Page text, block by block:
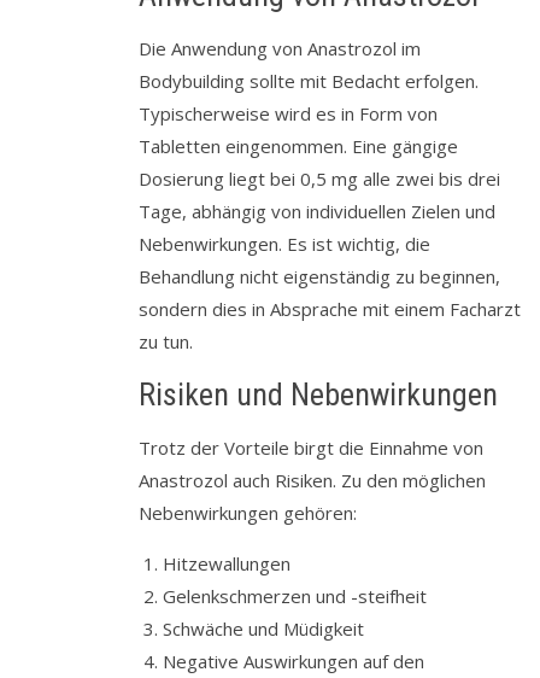
Die Anwendung von Anastrozol im
Bodybuilding sollte mit Bedacht erfolgen.
Typischerweise wird es in Form von
Tabletten eingenommen. Eine gängige
Dosierung liegt bei 0,5 mg alle zwei bis drei
Tage, abhängig von individuellen Zielen und
Nebenwirkungen. Es ist wichtig, die
Behandlung nicht eigenständig zu beginnen,
sondern dies in Absprache mit einem Facharzt
zu tun.
Risiken und Nebenwirkungen
Trotz der Vorteile birgt die Einnahme von
Anastrozol auch Risiken. Zu den möglichen
Nebenwirkungen gehören:
Hitzewallungen
Gelenkschmerzen und -steifheit
Schwäche und Müdigkeit
Negative Auswirkungen auf den